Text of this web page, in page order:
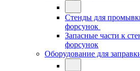
Стенды для
форсунок
Запасные части к
форсунок
Оборудование для